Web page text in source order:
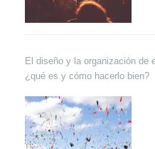
El diseño y la organización de
¿qué es y cómo hacerlo bien?